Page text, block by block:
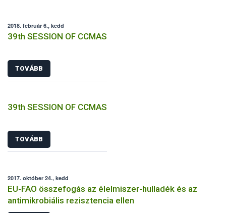
2018. február 6., kedd
39th SESSION OF CCMAS
TOVÁBB
39th SESSION OF CCMAS
TOVÁBB
2017. október 24., kedd
EU-FAO összefogás az élelmiszer-hulladék és az
antimikrobiális rezisztencia ellen